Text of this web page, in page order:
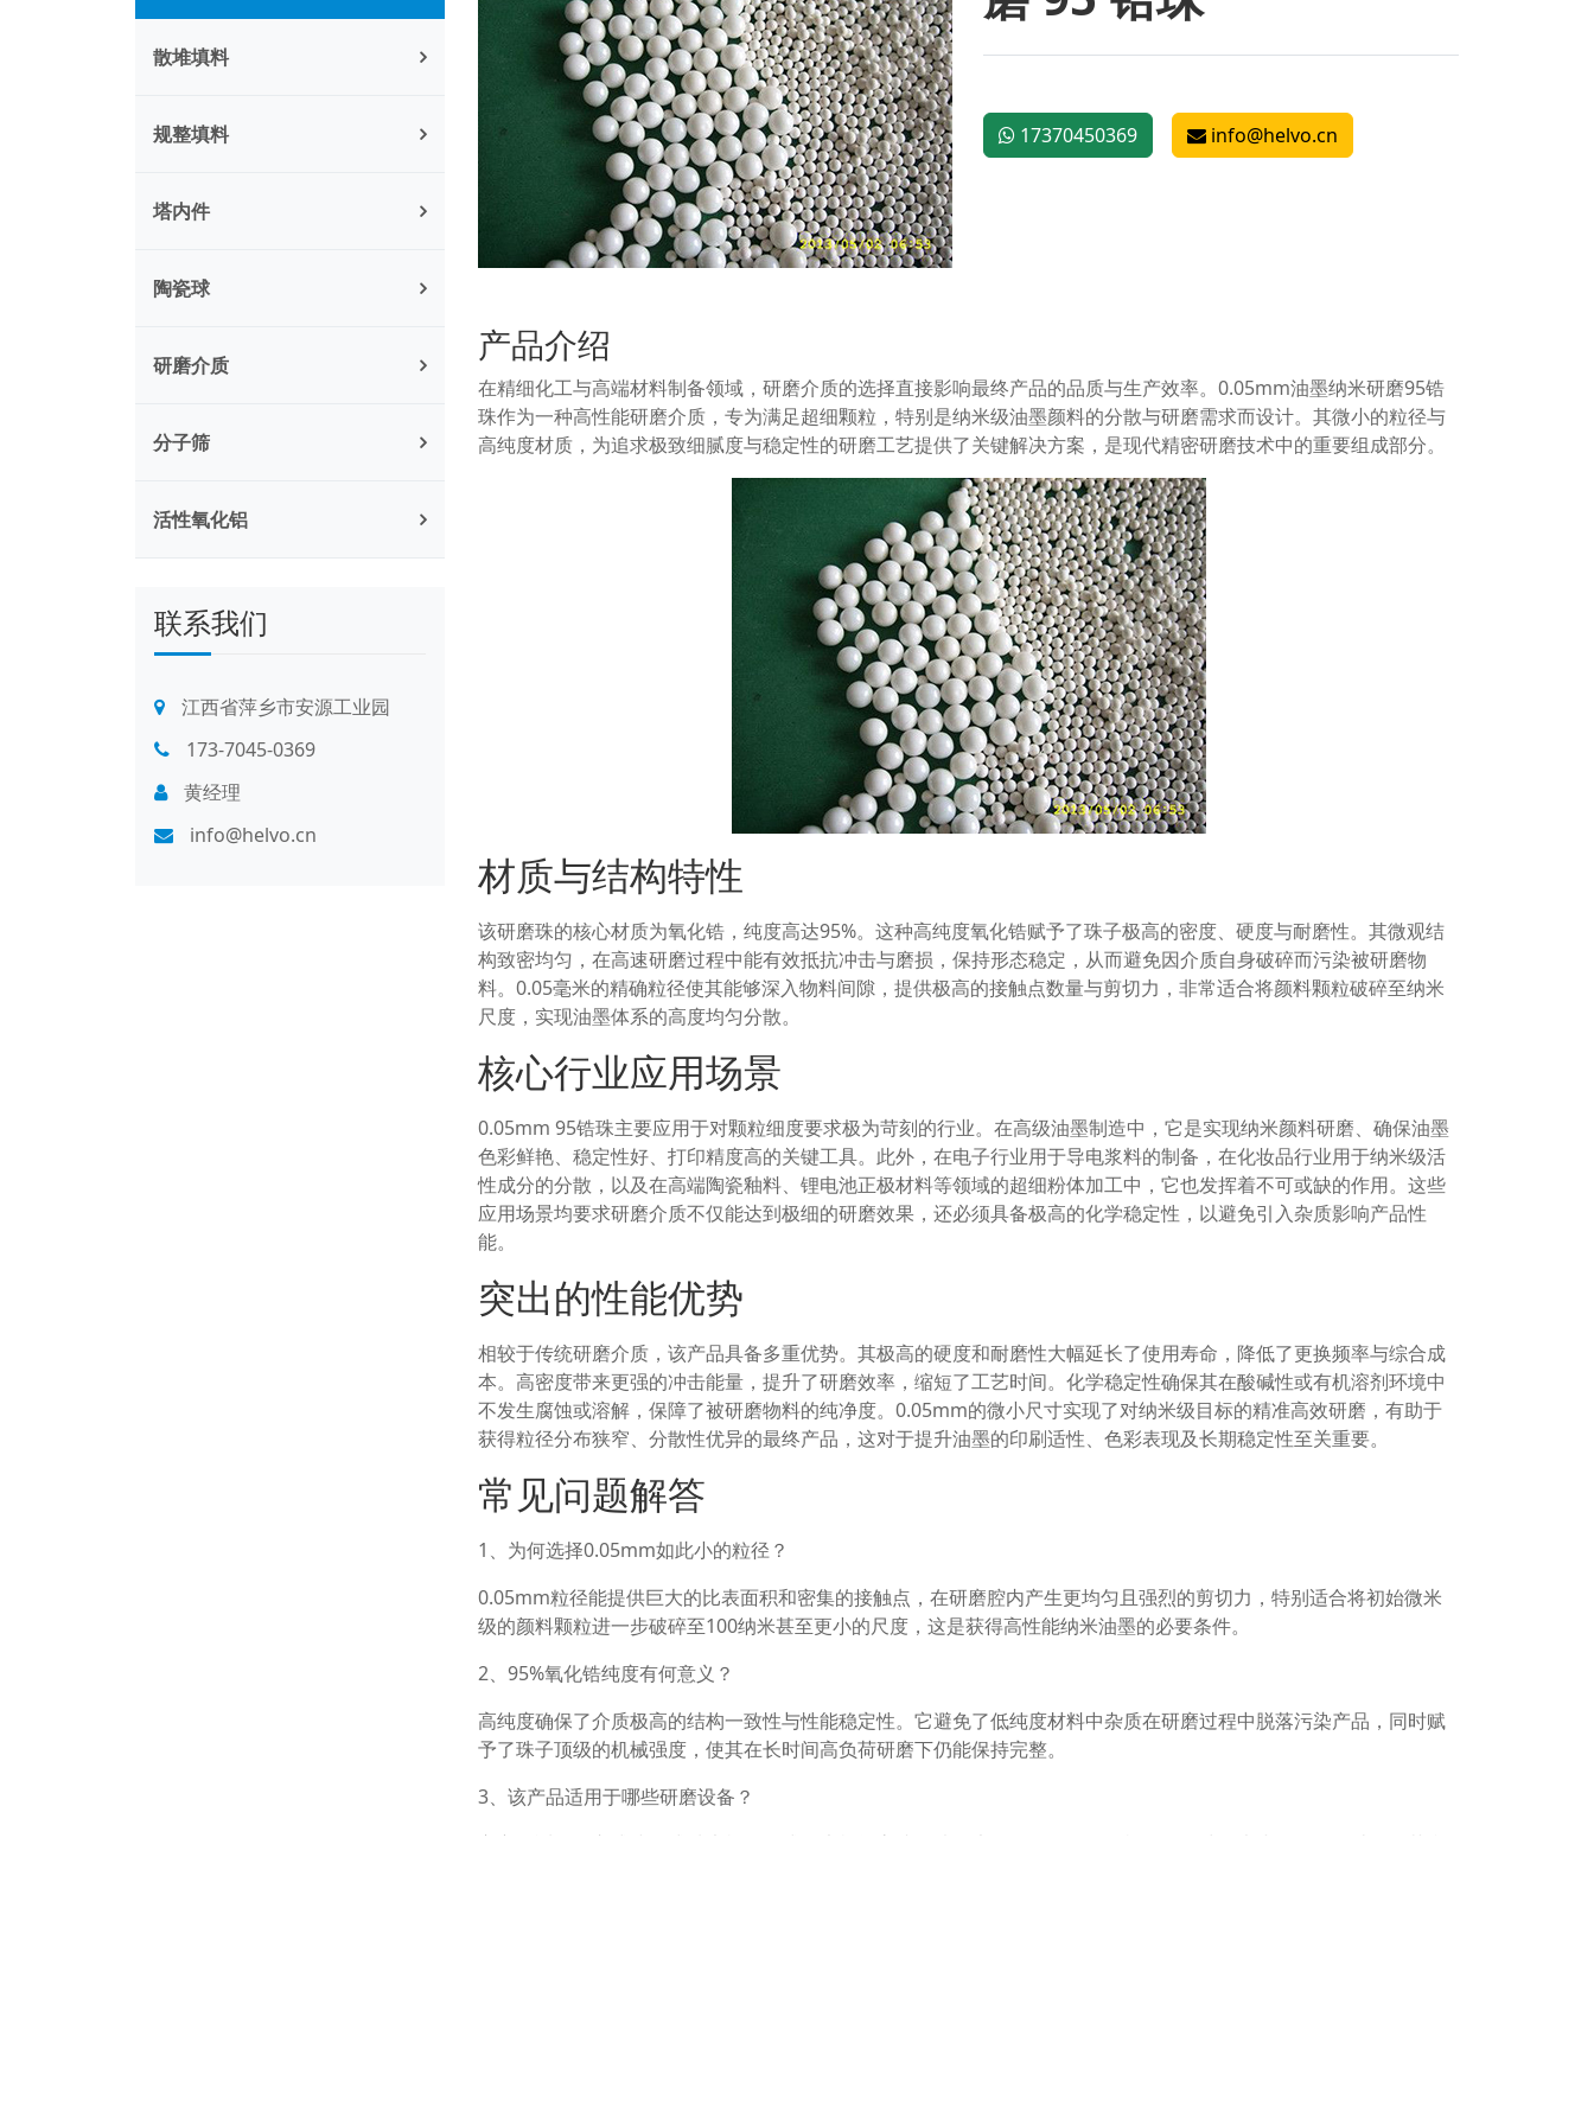
散堆填料
规整填料
塔内件
陶瓷球
研磨介质
分子筛
活性氧化铝
联系我们
江西省萍乡市安源工业园
173-7045-0369
黄经理
info@helvo.cn
17370450369 info@helvo.cn
产品介绍
在精细化工与高端材料制备领域，研磨介质的选择直接影响最终产品的品质与生产效率。0.05mm油墨纳米研磨95锆
珠作为一种高性能研磨介质，专为满足超细颗粒，特别是纳米级油墨颜料的分散与研磨需求而设计。其微小的粒径与
高纯度材质，为追求极致细腻度与稳定性的研磨工艺提供了关键解决方案，是现代精密研磨技术中的重要组成部分。
材质与结构特性
该研磨珠的核心材质为氧化锆，纯度高达95%。这种高纯度氧化锆赋予了珠子极高的密度、硬度与耐磨性。其微观结
构致密均匀，在高速研磨过程中能有效抵抗冲击与磨损，保持形态稳定，从而避免因介质自身破碎而污染被研磨物
料。0.05毫米的精确粒径使其能够深入物料间隙，提供极高的接触点数量与剪切力，非常适合将颜料颗粒破碎至纳米
尺度，实现油墨体系的高度均匀分散。
核心行业应用场景
0.05mm 95锆珠主要应用于对颗粒细度要求极为苛刻的行业。在高级油墨制造中，它是实现纳米颜料研磨、确保油墨
色彩鲜艳、稳定性好、打印精度高的关键工具。此外，在电子行业用于导电浆料的制备，在化妆品行业用于纳米级活
性成分的分散，以及在高端陶瓷釉料、锂电池正极材料等领域的超细粉体加工中，它也发挥着不可或缺的作用。这些
应用场景均要求研磨介质不仅能达到极细的研磨效果，还必须具备极高的化学稳定性，以避免引入杂质影响产品性
能。
突出的性能优势
相较于传统研磨介质，该产品具备多重优势。其极高的硬度和耐磨性大幅延长了使用寿命，降低了更换频率与综合成
本。高密度带来更强的冲击能量，提升了研磨效率，缩短了工艺时间。化学稳定性确保其在酸碱性或有机溶剂环境中
不发生腐蚀或溶解，保障了被研磨物料的纯净度。0.05mm的微小尺寸实现了对纳米级目标的精准高效研磨，有助于
获得粒径分布狭窄、分散性优异的最终产品，这对于提升油墨的印刷适性、色彩表现及长期稳定性至关重要。
常见问题解答
1、为何选择0.05mm如此小的粒径？
0.05mm粒径能提供巨大的比表面积和密集的接触点，在研磨腔内产生更均匀且强烈的剪切力，特别适合将初始微米
级的颜料颗粒进一步破碎至100纳米甚至更小的尺度，这是获得高性能纳米油墨的必要条件。
2、95%氧化锆纯度有何意义？
高纯度确保了介质极高的结构一致性与性能稳定性。它避免了低纯度材料中杂质在研磨过程中脱落污染产品，同时赋
予了珠子顶级的机械强度，使其在长时间高负荷研磨下仍能保持完整。
3、该产品适用于哪些研磨设备？
它主要适用于立式或卧式砂磨机、篮式研磨机等高速湿法研磨设备。使用前需根据设备腔体大小、转子设计及工艺参